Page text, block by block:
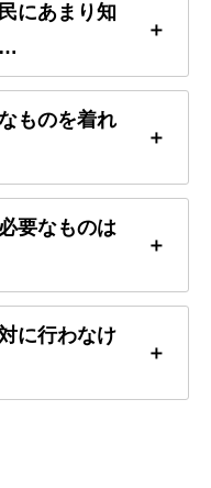
にあまり知
…
ものを着れ
要なものは
に行わなけ